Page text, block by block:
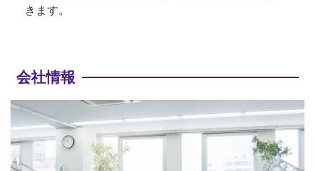
きます。
会社情報